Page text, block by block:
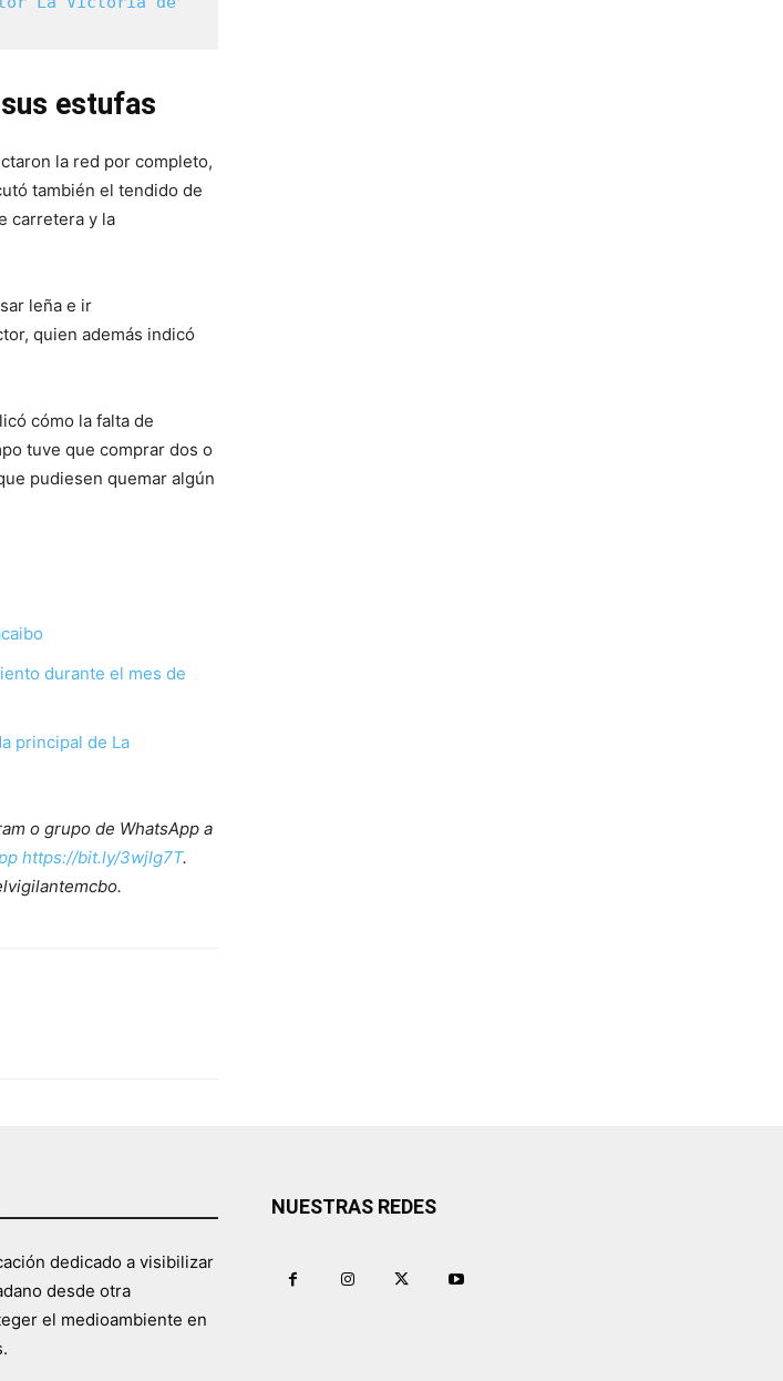
estufas
la red por completo,
también el tendido de
carretera y la
leña e ir
quien además indicó
cómo la falta de
tuve que comprar dos o
pudiesen quemar algún
durante el mes de
principal de La
o grupo de WhatsApp a
https://bit.ly/3wjIg7T.
dedicado a visibilizar
desde otra
el medioambiente en
NUESTRAS REDES